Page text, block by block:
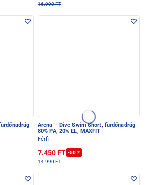
16.990 FT
Arena · Dive Swim Short, fürdőnadrág
80% PA, 20% EL, MAXFIT
Férfi
7.450 FT -50 %
14.990 FT